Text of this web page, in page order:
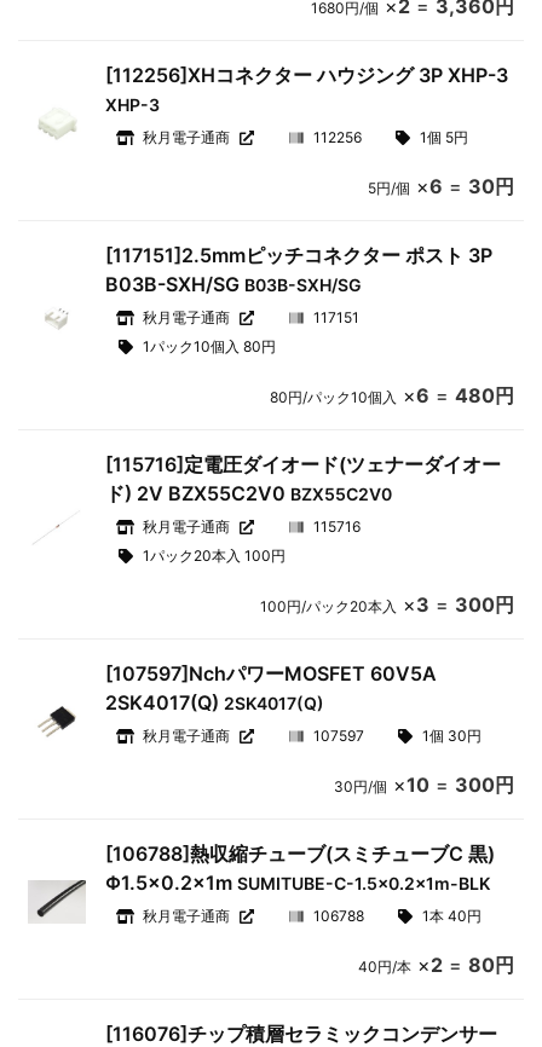
1680円/個 ×2= 3,360円
[112256]XHコネクター ハウジング 3P XHP-3
XHP-3
秋月電子通商 112256 1個 5円
5円/個 ×6 = 30円
[117151]2.5mmピッチコネクター ポスト 3P
B03B-SXH/SG B03B-SXH/SG
秋月電子通商
117151
1パック10個入 80円
80円/パック10個入 ×6 = 480円
[115716]定電圧ダイオード(ツェナーダイオー
ド) 2V BZX55C2V0 BZX55C2V0
秋月電子通商
115716
1パック20本入 100円
100円/パック20本入 ×3 = 300円
[107597]NchパワーMOSFET 60V5A
2SK4017(Q)2SK4017(Q)
秋月電子通商 107597 1個 30円
30円/個 ×10= 300円
[106788]熱収縮チューブ(スミチューブC 黒)
Φ1.5×0.2×1mSUMITUBE-C-1.5x0.2x1m-BLK
秋月電子通商 106788 1本 40円
40円/本×2= 80円
[116076]チップ積層セラミックコンデンサー